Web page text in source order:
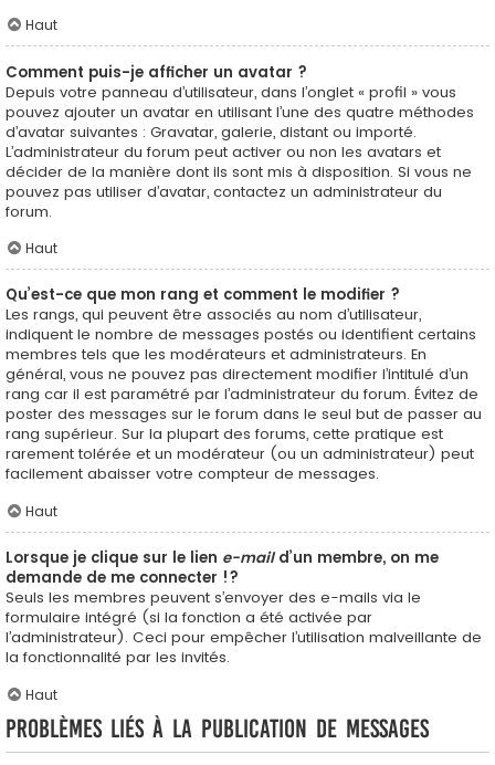
Haut
Comment puis-je afficher un avatar ?
Depuis votre panneau d’utilisateur, dans l’onglet « profil » vous
pouvez ajouter un avatar en utilisant l’une des quatre méthodes
d’avatar suivantes : Gravatar, galerie, distant ou importé.
L’administrateur du forum peut activer ou non les avatars et
décider de la manière dont ils sont mis à disposition. Si vous ne
pouvez pas utiliser d’avatar, contactez un administrateur du
forum.
Haut
Qu’est-ce que mon rang et comment le modifier ?
Les rangs, qui peuvent être associés au nom d’utilisateur,
indiquent le nombre de messages postés ou identifient certains
membres tels que les modérateurs et administrateurs. En
général, vous ne pouvez pas directement modifier l’intitulé d’un
rang car il est paramétré par l’administrateur du forum. Évitez de
poster des messages sur le forum dans le seul but de passer au
rang supérieur. Sur la plupart des forums, cette pratique est
rarement tolérée et un modérateur (ou un administrateur) peut
facilement abaisser votre compteur de messages.
Haut
Lorsque je clique sur le lien e-maild’un membre, on me
demande de me connecter !?
Seuls les membres peuvent s’envoyer des e-mails via le
formulaire intégré (si la fonction a été activée par
l’administrateur). Ceci pour empêcher l’utilisation malveillante de
la fonctionnalité par les invités.
Haut
Problèmes liés à la publication de messages